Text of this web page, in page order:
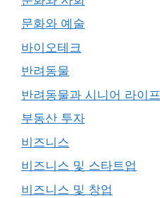
문화와 예술
바이오테크
반려동물
반려동물과 시니어 라이프
부동산 투자
비즈니스
비즈니스 및 스타트업
비즈니스 및 창업